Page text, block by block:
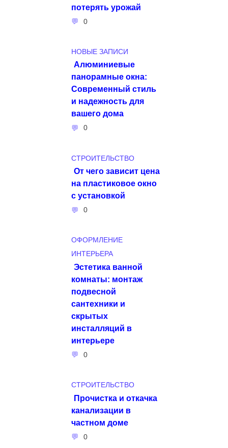
потерять урожай
0
НОВЫЕ ЗАПИСИ
Алюминиевые
панорамные окна:
Современный стиль
и надежность для
вашего дома
0
СТРОИТЕЛЬСТВО
От чего зависит цена
на пластиковое окно
с установкой
0
ОФОРМЛЕНИЕ
ИНТЕРЬЕРА
Эстетика ванной
комнаты: монтаж
подвесной
сантехники и
скрытых
инсталляций в
интерьере
0
СТРОИТЕЛЬСТВО
Прочистка и откачка
канализации в
частном доме
0